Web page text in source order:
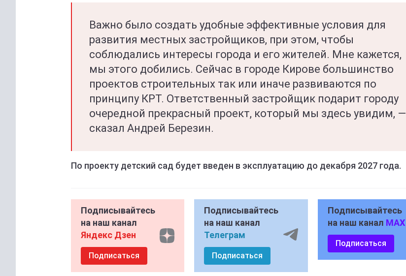
Важно было создать удобные эффективные условия для
развития местных застройщиков, при этом, чтобы
соблюдались интересы города и его жителей. Мне кажется,
мы этого добились. Сейчас в городе Кирове большинство
проектов строительных так или иначе развиваются по
принципу КРТ. Ответственный застройщик подарит городу
очередной прекрасный проект, который мы здесь увидим, —
сказал Андрей Березин.
По проекту детский сад будет введен в эксплуатацию до декабря 2027 года.
Подписывайтесь
на наш канал
Яндекс Дзен
Подписаться
Подписывайтесь
на наш канал
Телеграм
Подписаться
Подписывайтесь
на наш канал MAX
Подписаться